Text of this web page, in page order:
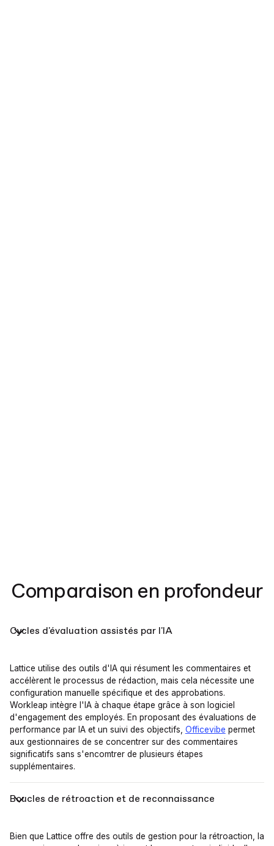
Comparaison en profondeur
Cycles d'évaluation assistés par l'IA
Lattice utilise des outils d'IA qui résument les commentaires et
accélèrent le processus de rédaction, mais cela nécessite une
configuration manuelle spécifique et des approbations.
Workleap intègre l'IA à chaque étape grâce à son logiciel
d'engagement des employés. En proposant des évaluations de
performance par IA et un suivi des objectifs, Officevibe permet
aux gestionnaires de se concentrer sur des commentaires
significatifs sans s'encomtrer de plusieurs étapes
supplémentaires.
Boucles de rétroaction et de reconnaissance
Bien que Lattice offre des outils de gestion pour la rétroaction, la